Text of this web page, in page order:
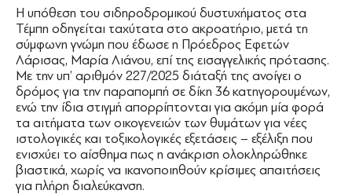
Η υπόθεση του σιδηροδρομικού δυστυχήματος στα
Τέμπη οδηγείται ταχύτατα στο ακροατήριο, μετά τη
σύμφωνη γνώμη που έδωσε η Πρόεδρος Εφετών
Λάρισας, Μαρία Λιάνου, επί της εισαγγελικής πρότασης.
Με την υπ’ αριθμόν 227/2025 διάταξή της ανοίγει ο
δρόμος για την παραπομπή σε δίκη 36 κατηγορουμένων,
ενώ την ίδια στιγμή απορρίπτονται για ακόμη μία φορά
τα αιτήματα των οικογενειών των θυμάτων για νέες
ιστολογικές και τοξικολογικές εξετάσεις – εξέλιξη που
ενισχύει το αίσθημα πως η ανάκριση ολοκληρώθηκε
βιαστικά, χωρίς να ικανοποιηθούν κρίσιμες απαιτήσεις
για πλήρη διαλεύκανση.